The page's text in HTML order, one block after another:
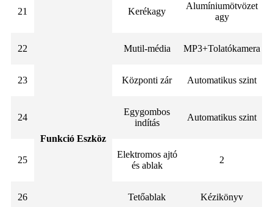
21 Kerékagy
Alumíniumötvözet
agy
22
Funkció Eszköz
Mutil-média MP3+Tolatókamera
23 Központi zár Automatikus szint
24
Egygombos
indítás
Automatikus szint
25
Elektromos ajtó
és ablak
2
26 Tetőablak Kézikönyv